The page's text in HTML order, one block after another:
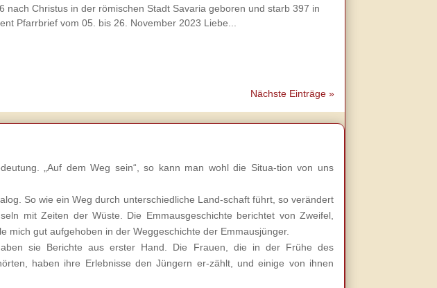
Christus in der römischen Stadt Savaria geboren und starb 397 in
Pfarrbrief vom 05. bis 26. November 2023 Liebe...
Nächste Einträge »
„Auf dem Weg sein“, so kann man wohl die Situa-tion von uns
So wie ein Weg durch unterschiedliche Land-schaft führt, so verändert
mit Zeiten der Wüste. Die Emmausgeschichte berichtet von Zweifel,
gut aufgehoben in der Weggeschichte der Emmausjünger.
sie Berichte aus erster Hand. Die Frauen, die in der Frühe des
haben ihre Erlebnisse den Jüngern er-zählt, und einige von ihnen